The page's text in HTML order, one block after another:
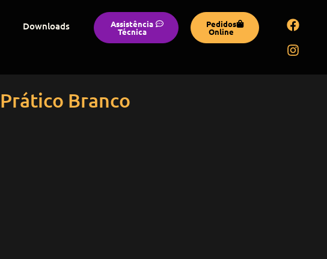
Downloads Assistência
Técnica
Pedidos
Online
Branco